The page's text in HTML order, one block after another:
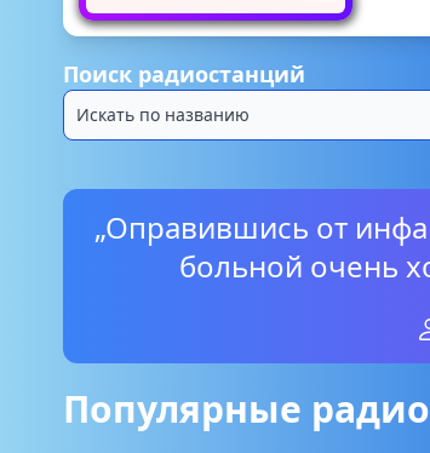
Поиск радиостанций
„Оправившись от
больной очень
Популярные